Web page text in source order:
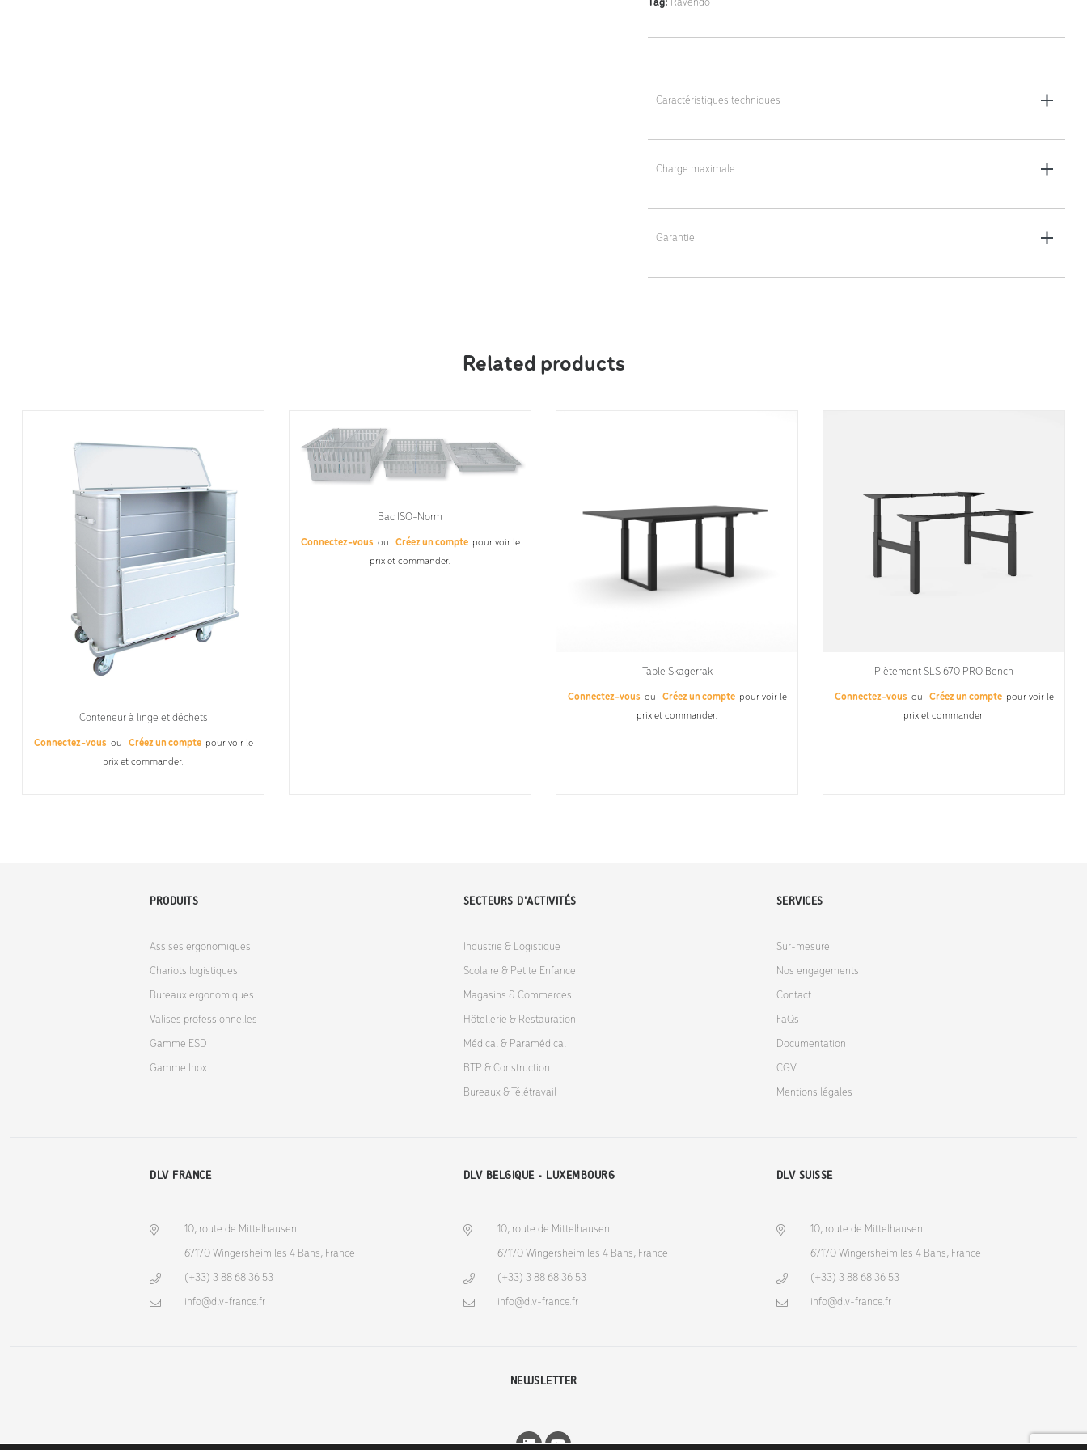
Tag: Ravendo
Caractéristiques techniques
Dimensions Solid : 125 x 60 x 101 cm
Dimensions Pneumatique : 125 x 60 x 109 cm
Charge maximale
400 kg
Garantie
5 ans
Related products
Conteneur à linge et déchets
Connectez-vous ou Créez un compte pour voir le
prix et commander.
Bac ISO-Norm
Connectez-vous ou Créez un compte pour voir le
prix et commander.
Table Skagerrak
Connectez-vous ou Créez un compte pour voir le
prix et commander.
Piètement SLS 670 PRO Bench
Connectez-vous ou Créez un compte pour voir le
prix et commander.
PRODUITS
Assises ergonomiques
Chariots logistiques
Bureaux ergonomiques
Valises professionnelles
Gamme ESD
Gamme Inox
SECTEURS D'ACTIVITÉS
Industrie & Logistique
Scolaire & Petite Enfance
Magasins & Commerces
Hôtellerie & Restauration
Médical & Paramédical
BTP & Construction
Bureaux & Télétravail
SERVICES
Sur-mesure
Nos engagements
Contact
FaQs
Documentation
CGV
Mentions légales
DLV FRANCE
10, route de Mittelhausen
67170 Wingersheim les 4 Bans, France
(+33) 3 88 68 36 53
info@dlv-france.fr
DLV BELGIQUE - LUXEMBOURG
10, route de Mittelhausen
67170 Wingersheim les 4 Bans, France
(+33) 3 88 68 36 53
info@dlv-france.fr
DLV SUISSE
10, route de Mittelhausen
67170 Wingersheim les 4 Bans, France
(+33) 3 88 68 36 53
info@dlv-france.fr
NEWSLETTER